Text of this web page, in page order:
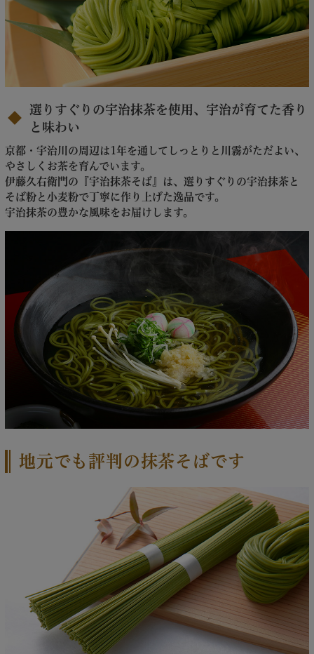
選りすぐりの宇治抹茶を使用、宇治が育てた香り
と味わい
京都・宇治川の周辺は1年を通してしっとりと川霧がただよい、
やさしくお茶を育んでいます。
伊藤久右衛門の『宇治抹茶そば』は、選りすぐりの宇治抹茶と
そば粉と小麦粉で丁寧に作り上げた逸品です。
宇治抹茶の豊かな風味をお届けします。
地元でも評判の抹茶そばです